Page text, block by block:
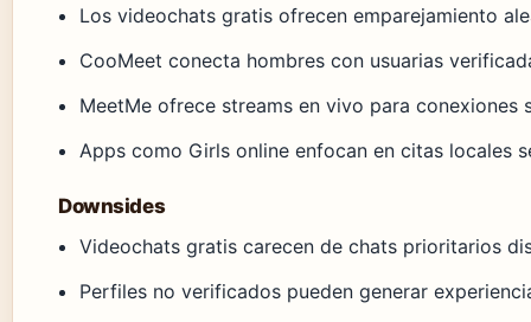
Los videochats gratis ofrecen emparejamiento
CooMeet conecta hombres con usuarias
MeetMe ofrece streams en vivo para conexiones
Apps como Girls online enfocan en citas locales
Downsides
Videochats gratis carecen de chats prioritarios
Perfiles no verificados pueden generar